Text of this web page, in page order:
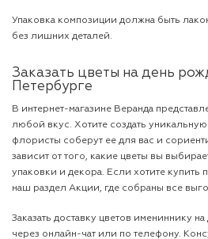
Упаковка композиции должна быть
без лишних деталей.
Заказать цветы на день
Петербурге
В интернет-магазине Веранда
любой вкус. Хотите создать
флористы соберут ее для вас и
зависит от того, какие цветы вы
упаковки и декора. Если хотите купить
наш раздел Акции, где собраны все
Заказать доставку цветов имениннику
через онлайн-чат или по телефону.